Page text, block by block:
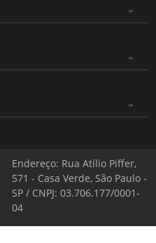
Endereço: Rua Atílio Piffer,
571 - Casa Verde, São Paulo -
SP / CNPJ: 03.706.177/0001-
04